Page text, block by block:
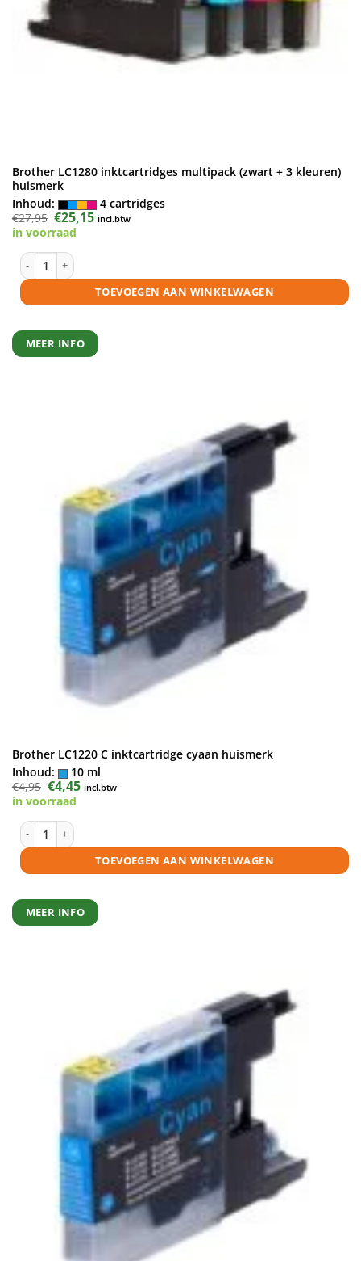
Brother LC1280 inktcartridges multipack (zwart + 3 kleuren)
huismerk
Inhoud:
4 cartridges
€27,95 Oorspronkelijke
prijs
was:
€25,15Huidige
prijs
incl.btw
in voorraad
Brother LC1280 inktcartridges multipack (zwart + 3 kleuren) huismerk
TOEVOEGEN AAN WINKELWAGEN
MEER INFO
Brother LC1220 C inktcartridge cyaan huismerk
Inhoud:
10 ml
€4,95 Oorspronkelijke
prijs
was:
€4,45Huidige
prijs
incl.btw
in voorraad
Brother LC1220 C inktcartridge cyaan huismerk aantal
TOEVOEGEN AAN WINKELWAGEN
MEER INFO